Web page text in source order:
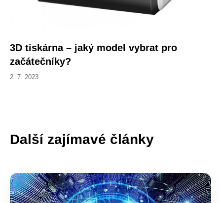
3D tiskárna – jaký model vybrat pro
začátečníky?
2. 7. 2023
Další zajímavé články